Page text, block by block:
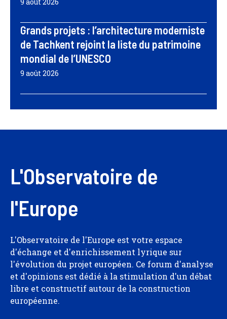
Grands projets : l’architecture moderniste
de Tachkent rejoint la liste du patrimoine
mondial de l’UNESCO
9 août 2026
L'Observatoire de
l'Europe
L'Observatoire de l'Europe est votre espace
d'échange et d'enrichissement lyrique sur
l'évolution du projet européen. Ce forum d'analyse
et d'opinions est dédié à la stimulation d'un débat
libre et constructif autour de la construction
européenne.